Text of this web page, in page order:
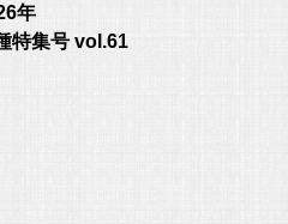
年
特集号 vol.61